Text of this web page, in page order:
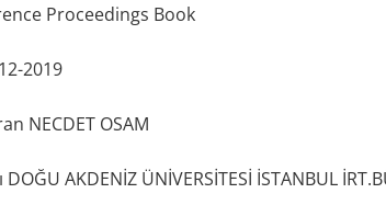
Proceedings Book
2019
NECDET OSAM
DOĞU AKDENİZ ÜNİVERSİTESİ İSTANBUL